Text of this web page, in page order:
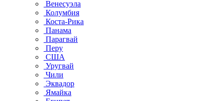
Венесуэла
Колумбия
Коста-Рика
Панама
Парагвай
Перу
США
Уругвай
Чили
Эквадор
Ямайка